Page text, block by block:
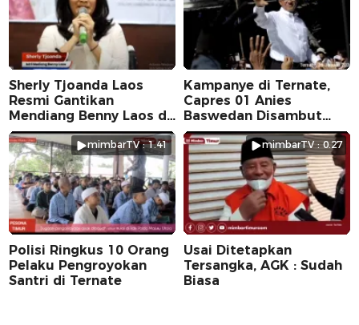
Sherly Tjoanda Laos
Resmi Gantikan
Mendiang Benny Laos di
Pilkada 2024
Kampanye di Ternate,
Capres 01 Anies
Baswedan Disambut
Ribuan Warga
mimbarTV : 1.41
Polisi Ringkus 10 Orang
Pelaku Pengroyokan
Santri di Ternate
mimbarTV : 0.27
Usai Ditetapkan
Tersangka, AGK : Sudah
Biasa